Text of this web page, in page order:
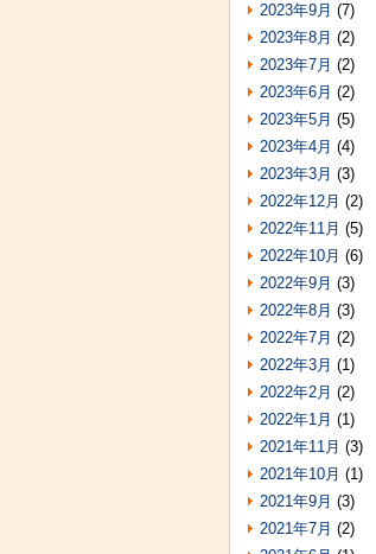
2023年9月 (7)
2023年8月 (2)
2023年7月 (2)
2023年6月 (2)
2023年5月 (5)
2023年4月 (4)
2023年3月 (3)
2022年12月 (2)
2022年11月 (5)
2022年10月 (6)
2022年9月 (3)
2022年8月 (3)
2022年7月 (2)
2022年3月 (1)
2022年2月 (2)
2022年1月 (1)
2021年11月 (3)
2021年10月 (1)
2021年9月 (3)
2021年7月 (2)